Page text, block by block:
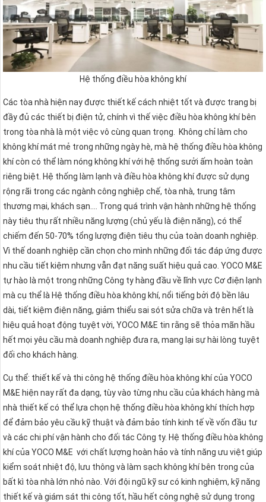
Hệ thống điều hòa không khí
Các tòa nhà hiện nay được thiết kế cách nhiệt tốt và được trang bị
đầy đủ các thiết bị điện tử, chính vì thế việc điều hòa không khí bên
trong tòa nhà là một việc vô cùng quan trọng. Không chỉ làm cho
không khí mát mẻ trong những ngày hè, mà hệ thống điều hòa không
khí còn có thể làm nóng không khí với hệ thống sưởi ấm hoàn toàn
riêng biệt. Hệ thống làm lạnh và điều hòa không khí được sử dụng
rộng rãi trong các ngành công nghiệp chế, tòa nhà, trung tâm
thương mại, khách sạn…. Trong quá trình vận hành những hệ thống
này tiêu thụ rất nhiều năng lượng (chủ yếu là điện năng), có thể
chiếm đến 50-70% tổng lượng điện tiêu thụ của toàn doanh nghiệp.
Vì thế doanh nghiệp cần chọn cho mình những đối tác đáp ứng được
nhu cầu tiết kiệm nhưng vẫn đạt năng suất hiệu quả cao. YOCO M&E
tự hào là một trong những Công ty hàng đầu về lĩnh vực Cơ điện lạnh
mà cụ thể là Hệ thống điều hòa không khí, nổi tiếng bởi độ bền lâu
dài, tiết kiệm điện năng, giảm thiểu sai sót sửa chữa và trên hết là
hiệu quả hoạt động tuyệt vời, YOCO M&E tin rằng sẽ thỏa mãn hầu
hết mọi yêu cầu mà doanh nghiệp đưa ra, mang lại sự hài lòng tuyệt
đối cho khách hàng.
Cụ thể: thiết kế và thi công hệ thống điều hòa không khí của YOCO
M&E hiện nay rất đa dạng, tùy vào từng nhu cầu của khách hàng mà
nhà thiết kế có thể lựa chọn hệ thống điều hòa không khí thích hợp
để đảm bảo yêu cầu kỹ thuật và đảm bảo tính kinh tế về vốn đầu tư
và các chi phí vận hành cho đối tác Công ty. Hệ thống điều hòa không
khí của YOCO M&E với chất lượng hoàn hảo và tính năng ưu việt giúp
kiểm soát nhiệt độ, lưu thông và làm sạch không khí bên trong của
bất kì tòa nhà lớn nhỏ nào. Với đội ngũ kỹ sư có kinh nghiệm, kỹ năng
thiết kế và giám sát thi công tốt, hầu hết công nghệ sử dụng trong